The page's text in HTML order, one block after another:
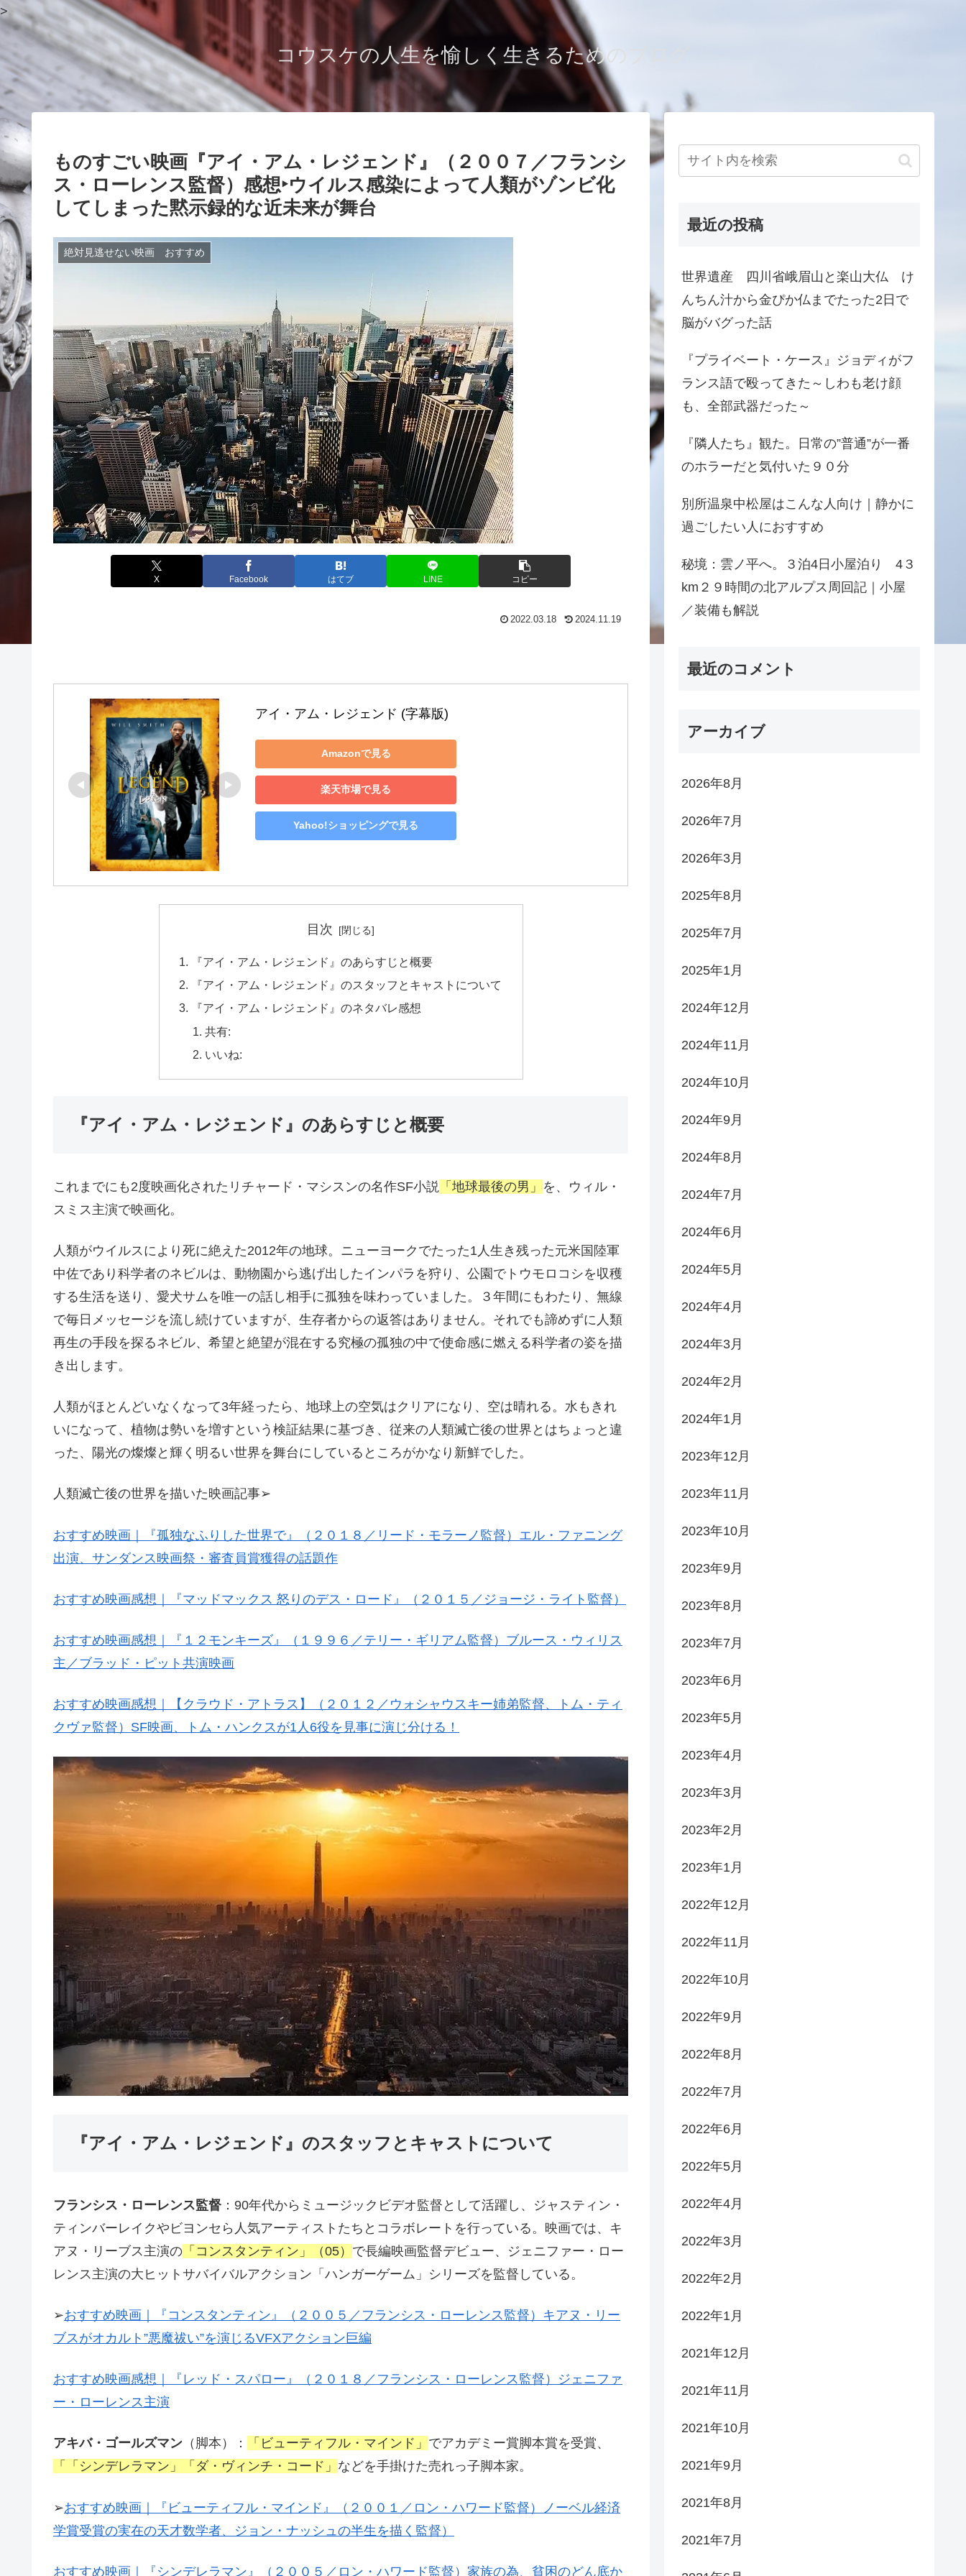
>
コウスケの人生を愉しく生きるためのブログ
ものすごい映画『アイ・アム・レジェンド』（２００７／フランシ
ス・ローレンス監督）感想‣ウイルス感染によって人類がゾンビ化
してしまった黙示録的な近未来が舞台
絶対見逃せない映画 おすすめ
X Facebook はてブ LINE コピー
2022.03.18 2024.11.19
アイ・アム・レジェンド (字幕版)
Amazonで見る
楽天市場で見る
Yahoo!ショッピングで見る
目次
『アイ・アム・レジェンド』のあらすじと概要
『アイ・アム・レジェンド』のスタッフとキャストについて
『アイ・アム・レジェンド』のネタバレ感想
共有:
いいね:
『アイ・アム・レジェンド』のあらすじと概要
これまでにも2度映画化されたリチャード・マシスンの名作SF小説 「地球最後の男」 を、ウィル・
スミス主演で映画化。
人類がウイルスにより死に絶えた2012年の地球。ニューヨークでたった1人生き残った元米国陸軍
中佐であり科学者のネビルは、動物園から逃げ出したインパラを狩り、公園でトウモロコシを収穫
する生活を送り、愛犬サムを唯一の話し相手に孤独を味わっていました。３年間にもわたり、無線
で毎日メッセージを流し続けていますが、生存者からの返答はありません。それでも諦めずに人類
再生の手段を探るネビル、希望と絶望が混在する究極の孤独の中で使命感に燃える科学者の姿を描
き出します。
人類がほとんどいなくなって3年経ったら、地球上の空気はクリアになり、空は晴れる。水もきれ
いになって、植物は勢いを増すという検証結果に基づき、従来の人類滅亡後の世界とはちょっと違
った、陽光の燦燦と輝く明るい世界を舞台にしているところがかなり新鮮でした。
人類滅亡後の世界を描いた映画記事➢
おすすめ映画｜『孤独なふりした世界で』（２０１８／リード・モラーノ監督）エル・ファニング
出演、サンダンス映画祭・審査員賞獲得の話題作
おすすめ映画感想｜『マッドマックス 怒りのデス・ロード』（２０１５／ジョージ・ライト監督）
おすすめ映画感想｜『１２モンキーズ』（１９９６／テリー・ギリアム監督）ブルース・ウィリス
主／ブラッド・ピット共演映画
おすすめ映画感想｜【クラウド・アトラス】（２０１２／ウォシャウスキー姉弟監督、トム・ティ
クヴァ監督）SF映画、トム・ハンクスが1人6役を見事に演じ分ける！
『アイ・アム・レジェンド』のスタッフとキャストについて
フランシス・ローレンス監督 ：90年代からミュージックビデオ監督として活躍し、ジャスティン・
ティンバーレイクやビヨンセら人気アーティストたちとコラボレートを行っている。映画では、キ
アヌ・リーブス主演の 「コンスタンティン」（05） で長編映画監督デビュー、ジェニファー・ロー
レンス主演の大ヒットサバイバルアクション「ハンガーゲーム」シリーズを監督している。
➢おすすめ映画｜『コンスタンティン』（２００５／フランシス・ローレンス監督）キアヌ・リー
ブスがオカルト”悪魔祓い”を演じるVFXアクション巨編
おすすめ映画感想｜『レッド・スパロー』（２０１８／フランシス・ローレンス監督）ジェニファ
ー・ローレンス主演
アキバ・ゴールズマン （脚本）： 「ビューティフル・マインド」 でアカデミー賞脚本賞を受賞、
「「シンデレラマン」「ダ・ヴィンチ・コード」 などを手掛けた売れっ子脚本家。
➢おすすめ映画｜『ビューティフル・マインド』（２００１／ロン・ハワード監督）ノーベル経済
学賞受賞の実在の天才数学者、ジョン・ナッシュの半生を描く監督）
おすすめ映画｜『シンデレラマン』（２００５／ロン・ハワード監督）家族の為、貧困のどん底か
最近の投稿
世界遺産 四川省峨眉山と楽山大仏 け
んちん汁から金ぴか仏までたった2日で
脳がバグった話
『プライベート・ケース』ジョディがフ
ランス語で殴ってきた～しわも老け顔
も、全部武器だった～
『隣人たち』観た。日常の”普通”が一番
のホラーだと気付いた９０分
別所温泉中松屋はこんな人向け｜静かに
過ごしたい人におすすめ
秘境：雲ノ平へ。３泊4日小屋泊り 4３
km２９時間の北アルプス周回記｜小屋
／装備も解説
最近のコメント
アーカイブ
2026年8月
2026年7月
2026年3月
2025年8月
2025年7月
2025年1月
2024年12月
2024年11月
2024年10月
2024年9月
2024年8月
2024年7月
2024年6月
2024年5月
2024年4月
2024年3月
2024年2月
2024年1月
2023年12月
2023年11月
2023年10月
2023年9月
2023年8月
2023年7月
2023年6月
2023年5月
2023年4月
2023年3月
2023年2月
2023年1月
2022年12月
2022年11月
2022年10月
2022年9月
2022年8月
2022年7月
2022年6月
2022年5月
2022年4月
2022年3月
2022年2月
2022年1月
2021年12月
2021年11月
2021年10月
2021年9月
2021年8月
2021年7月